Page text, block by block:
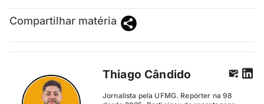
Compartilhar matéria
Thiago Cândido
Jornalista pela UFMG. Repórter na 98